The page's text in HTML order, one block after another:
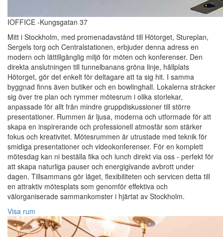
IOFFICE -Kungsgatan 37
Mitt i Stockholm, med promenadavstånd till Hötorget, Stureplan,
Sergels torg och Centralstationen, erbjuder denna adress en
modern och lättillgänglig miljö för möten och konferenser. Den
direkta anslutningen till tunnelbanans gröna linje, hållplats
Hötorget, gör det enkelt för deltagare att ta sig hit. I samma
byggnad finns även butiker och en bowlinghall. Lokalerna sträcker
sig över tre plan och rymmer mötesrum i olika storlekar,
anpassade för allt från mindre gruppdiskussioner till större
presentationer. Rummen är ljusa, moderna och utformade för att
skapa en inspirerande och professionell atmosfär som stärker
fokus och kreativitet. Mötesrummen är utrustade med teknik för
smidiga presentationer och videokonferenser. För en komplett
mötesdag kan ni beställa fika och lunch direkt via oss - perfekt för
att skapa naturliga pauser och energigivande avbrott under
dagen. Tillsammans gör läget, flexibiliteten och servicen detta till
en attraktiv mötesplats som genomför effektiva och
välorganiserade sammankomster i hjärtat av Stockholm.
Visa rum